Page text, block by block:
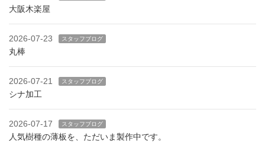
大阪木楽屋
2026-07-23 スタッフブログ
丸棒
2026-07-21 スタッフブログ
シナ加工
2026-07-17 スタッフブログ
人気樹種の薄板を、ただいま製作中です。